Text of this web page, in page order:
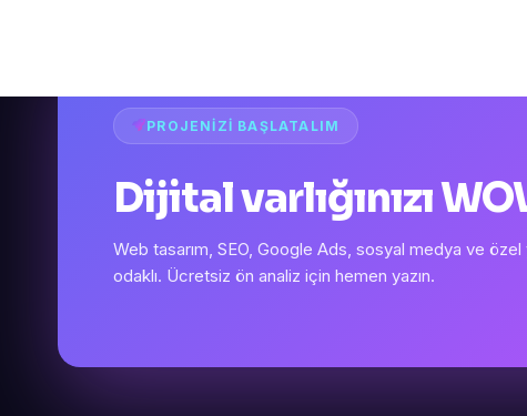
PROJENIZI BAŞLATALIM
Dijital varlığınızı
Web tasarım, SEO, Google Ads, sosyal medya ve
odaklı. Ücretsiz ön analiz için hemen yazın.